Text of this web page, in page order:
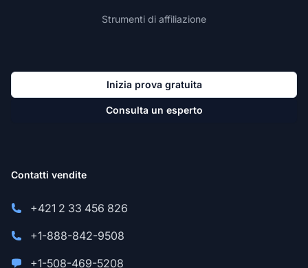
Strumenti di affiliazione
Inizia prova gratuita
Consulta un esperto
Contatti vendite
+421 2 33 456 826
+1-888-842-9508
+1-508-469-5208